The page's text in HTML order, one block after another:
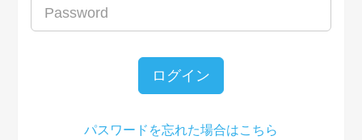
ログイン
パスワードを忘れた場合はこちら